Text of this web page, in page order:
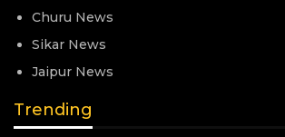
Churu News
Sikar News
Jaipur News
Trending